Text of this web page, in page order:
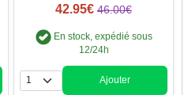
42.95€ 46.00€
En stock, expédié sous
12/24h
Quantité
Ajouter